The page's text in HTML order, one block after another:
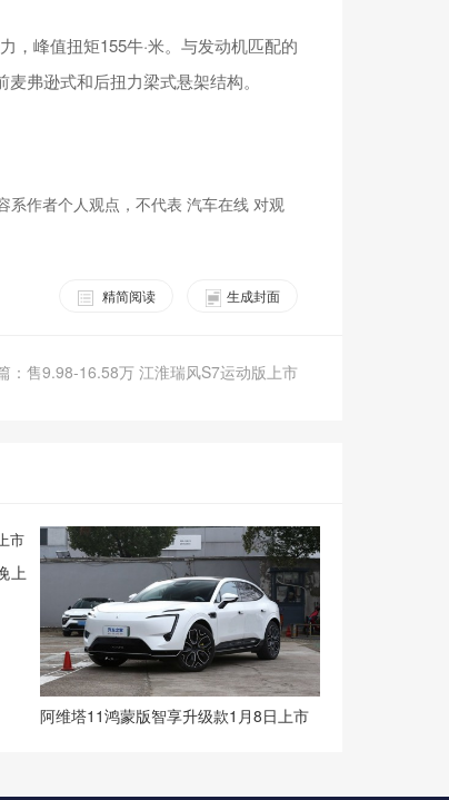
峰值扭矩155牛·米。与发动机匹配的
弗逊式和后扭力梁式悬架结构。
系作者个人观点，不代表 汽车在线 对观
生成封面
精简阅读
：售9.98-16.58万 江淮瑞风S7运动版上市
上
阿维塔11鸿蒙版智享升级款1月8日上市